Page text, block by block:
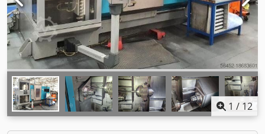
1 / 12